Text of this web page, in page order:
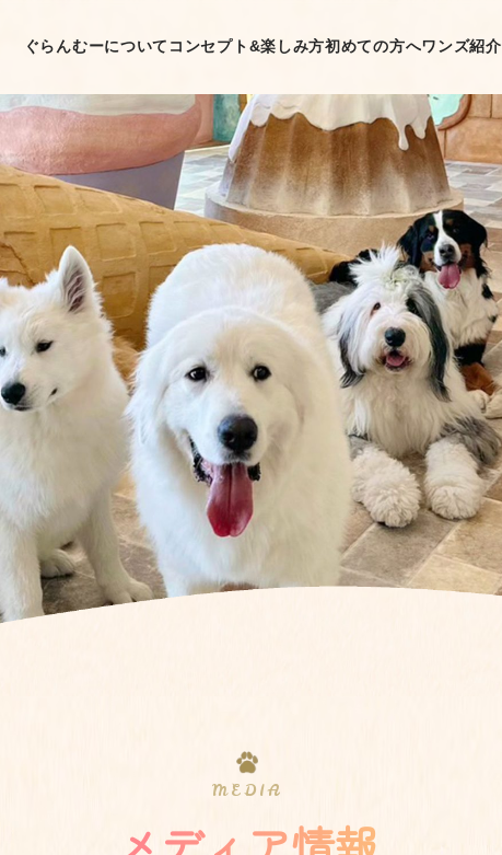
ぐらんむーについて コンセプト&楽しみ方初めての方へワンズ紹介
MEDIA